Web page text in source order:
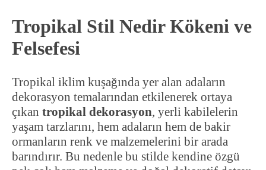
Tropikal Stil Nedir Kökeni ve
Felsefesi
Tropikal iklim kuşağında yer alan adaların
dekorasyon temalarından etkilenerek ortaya
çıkan tropikal dekorasyon, yerli kabilelerin
yaşam tarzlarını, hem adaların hem de bakir
ormanların renk ve malzemelerini bir arada
barındırır. Bu nedenle bu stilde kendine özgü